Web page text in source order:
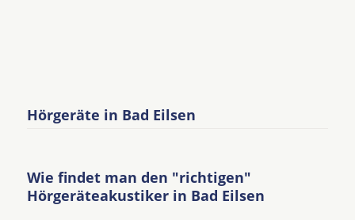
Hörgeräte in Bad Eilsen
Wie findet man den "richtigen"
Hörgeräteakustiker in Bad Eilsen